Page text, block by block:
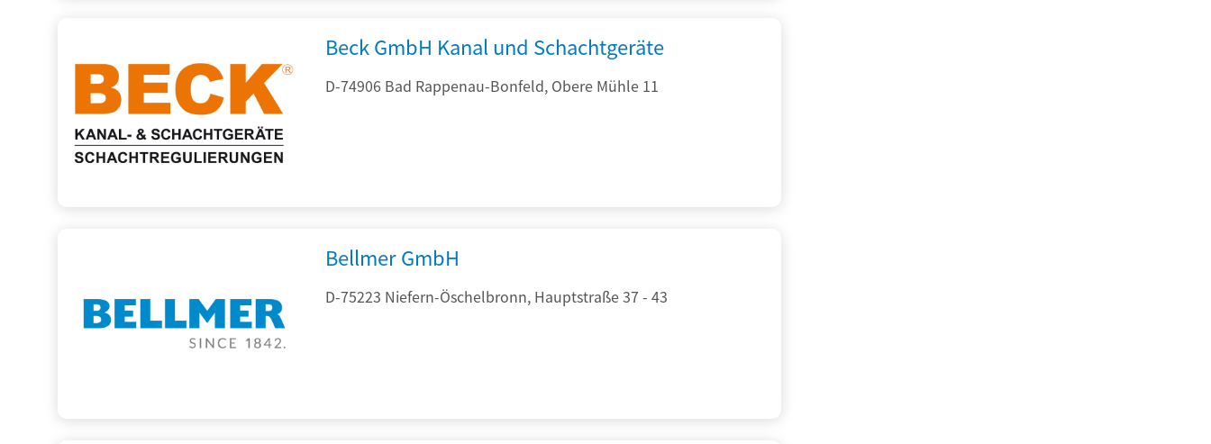
Beck GmbH Kanal und Schachtgeräte
D-74906 Bad Rappenau-Bonfeld, Obere Mühle 11
Bellmer GmbH
D-75223 Niefern-Öschelbronn, Hauptstraße 37 - 43